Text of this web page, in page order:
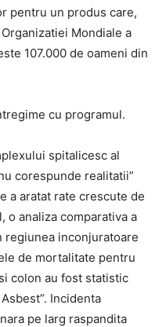
pentru un produs care,
Mondiale a
107.000 de oameni din
cu programul.
spitalicesc al
corespunde realitatii”
a aratat rate crescute de
o analiza comparativa a
regiunea inconjuratoare
de mortalitate pentru
colon au fost statistic
Incidenta
pe larg raspandita